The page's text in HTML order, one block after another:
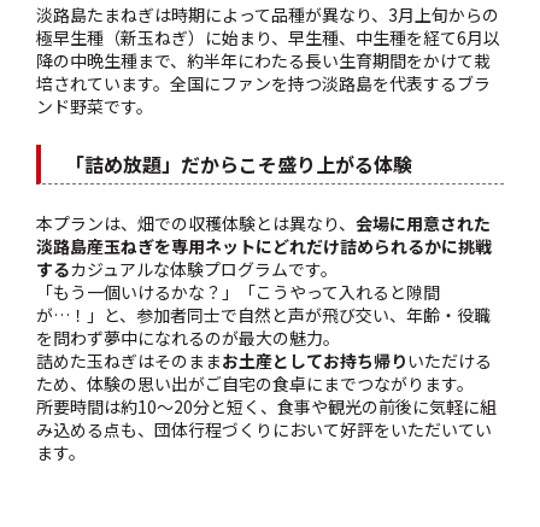
淡路島たまねぎは時期によって品種が異なり、3月上旬からの
極早生種（新玉ねぎ）に始まり、早生種、中生種を経て6月以
降の中晩生種まで、約半年にわたる長い生育期間をかけて栽
培されています。全国にファンを持つ淡路島を代表するブラ
ンド野菜です。
「詰め放題」だからこそ盛り上がる体験
本プランは、畑での収穫体験とは異なり、 会場に用意された
淡路島産玉ねぎを専用ネットにどれだけ詰められるかに挑戦
するカジュアルな体験プログラムです。
「もう一個いけるかな？」「こうやって入れると隙間
が…！」と、参加者同士で自然と声が飛び交い、年齢・役職
を問わず夢中になれるのが最大の魅力。
詰めた玉ねぎはそのままお土産としてお持ち帰りいただける
ため、体験の思い出がご自宅の食卓にまでつながります。
所要時間は約10〜20分と短く、食事や観光の前後に気軽に組
み込める点も、団体行程づくりにおいて好評をいただいてい
ます。